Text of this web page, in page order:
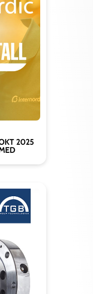
2025